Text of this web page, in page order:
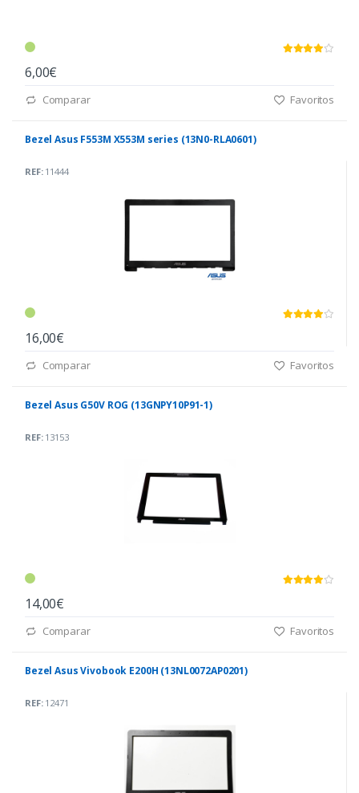
6,00€
Comparar Favoritos
Bezel Asus F553M X553M series (13N0-RLA0601)
REF:11444
16,00€
Comparar Favoritos
Bezel Asus G50V ROG (13GNPY10P91-1)
REF:13153
14,00€
Comparar Favoritos
Bezel Asus Vivobook E200H (13NL0072AP0201)
REF:12471